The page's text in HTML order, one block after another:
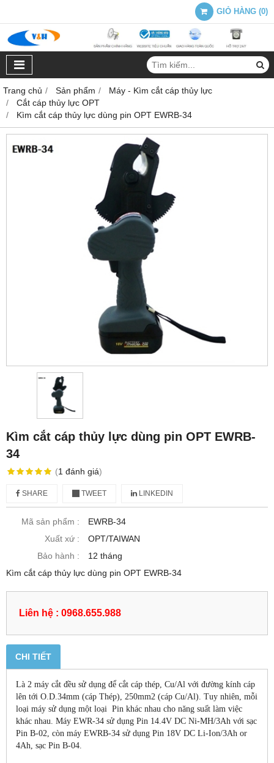
GIỎ HÀNG (0)
Trang chủ Sản phẩm
Máy - Kìm cắt cáp thủy lực
Cắt cáp thủy lực OPT
Kìm cắt cáp thủy lực dùng pin OPT EWRB-34
Kìm cắt cáp thủy lực dùng pin OPT EWRB-
34
(1 đánh giá)
SHARE TWEET LINKEDIN
Mã sản phẩm :
EWRB-34
Xuất xứ :
OPT/TAIWAN
Bảo hành :
12 tháng
Kìm cắt cáp thủy lực dùng pin OPT EWRB-34
Liên hệ : 0968.655.988
CHI TIẾT
Là 2 máy cắt đều sử dụng để cắt cáp thép, Cu/Al với đường kính cáp
lên tới O.D.34mm (cáp Thép), 250mm2 (cáp Cu/Al). Tuy nhiên, mỗi
loại máy sử dụng một loại Pin khác nhau cho năng suất làm việc
khác nhau. Máy EWR-34 sử dụng Pin 14.4V DC Ni-MH/3Ah với sạc
Pin B-02, còn máy EWRB-34 sử dụng Pin 18V DC Li-Ion/3Ah or
4Ah, sạc Pin B-04.